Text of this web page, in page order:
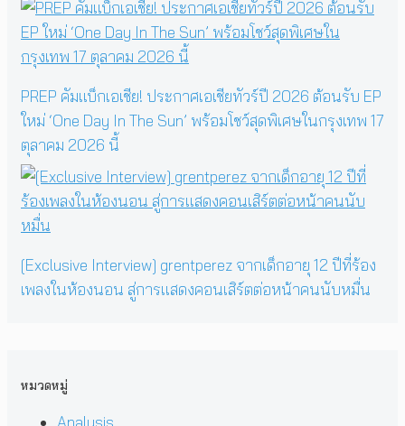
PREP คัมแบ็กเอเชีย! ประกาศเอเชียทัวร์ปี 2026 ต้อนรับ EP
ใหม่ ‘One Day In The Sun’ พร้อมโชว์สุดพิเศษในกรุงเทพ 17
ตุลาคม 2026 นี้
[Exclusive Interview] grentperez จากเด็กอายุ 12 ปีที่ร้อง
เพลงในห้องนอน สู่การแสดงคอนเสิร์ตต่อหน้าคนนับหมื่น
หมวดหมู่